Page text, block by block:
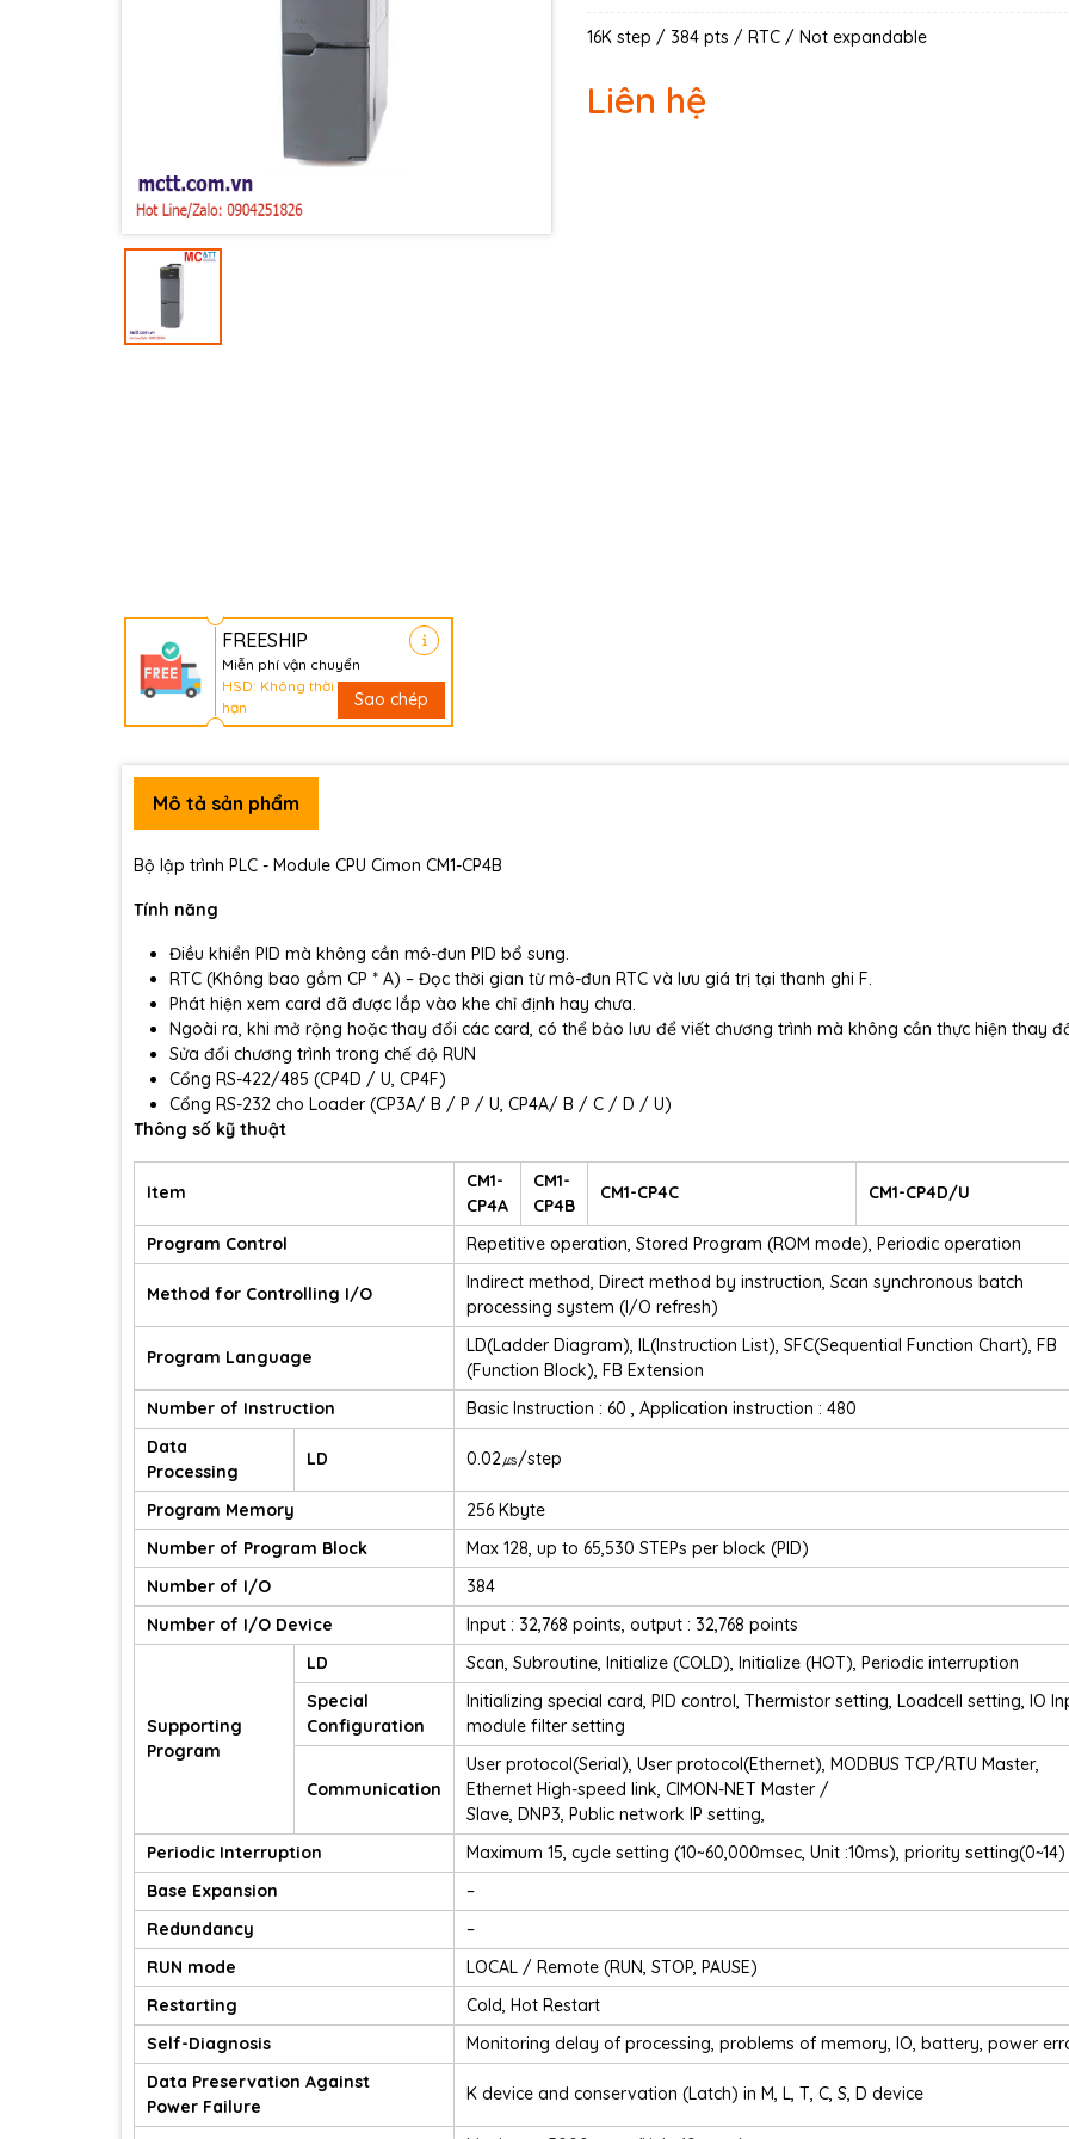
16K step / 384 pts / RTC / Not expandable
Liên hệ
FREESHIP
Miễn phí vận chuyển
HSD: Không thời
hạn
Sao chép
Mô tả sản phẩm
Bộ lập trình PLC - Module CPU Cimon CM1-CP4B
Tính năng
Điều khiển PID mà không cần mô-đun PID bổ sung.
RTC (Không bao gồm CP * A) – Đọc thời gian từ mô-đun RTC và lưu giá trị tại thanh ghi F.
Phát hiện xem card đã được lắp vào khe chỉ định hay chưa.
Ngoài ra, khi mở rộng hoặc thay đổi các card, có thể bảo lưu để viết chương trình mà không cần thực hiện thay
Sửa đổi chương trình trong chế độ RUN
Cổng RS-422/485 (CP4D / U, CP4F)
Cổng RS-232 cho Loader (CP3A/ B / P / U, CP4A/ B / C / D / U)
Thông số kỹ thuật
Item
CM1-
CP4A
CM1-
CP4B
CM1-CP4C CM1-CP4D/U
Program Control Repetitive operation, Stored Program (ROM mode), Periodic operation
Method for Controlling I/O
Indirect method, Direct method by instruction, Scan synchronous batch
processing system (I/O refresh)
Program Language
LD(Ladder Diagram), IL(Instruction List), SFC(Sequential Function Chart), FB
(Function Block), FB Extension
Number of Instruction
Basic Instruction : 60 , Application instruction : 480
Data
Processing
LD 0.02㎲/step
Program Memory
256 Kbyte
Number of Program Block
Max 128, up to 65,530 STEPs per block (PID)
Number of I/O
384
Number of I/O Device
Input : 32,768 points, output : 32,768 points
Supporting
Program
LD
Scan, Subroutine, Initialize (COLD), Initialize (HOT), Periodic interruption
Special
Configuration
Initializing special card, PID control, Thermistor setting, Loadcell setting, IO
module filter setting
Communication
User protocol(Serial), User protocol(Ethernet), MODBUS TCP/RTU Master,
Ethernet High-speed link, CIMON-NET Master /
Slave, DNP3, Public network IP setting,
Periodic Interruption
Maximum 15, cycle setting (10~60,000msec, Unit :10ms), priority setting(0~14)
Base Expansion
–
Redundancy
–
RUN mode
LOCAL / Remote (RUN, STOP, PAUSE)
Restarting
Cold, Hot Restart
Self-Diagnosis
Monitoring delay of processing, problems of memory, IO, battery, power
Data Preservation Against
Power Failure
K device and conservation (Latch) in M, L, T, C, S, D device